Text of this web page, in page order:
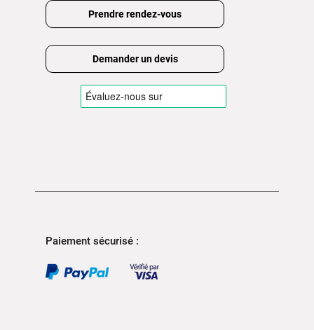
Prendre rendez-vous
Demander un devis
Paiement sécurisé :